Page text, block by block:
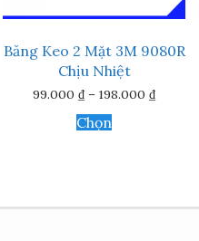
chọn
trang
sản
phẩm
Băng Keo 2 Mặt 3M 9080R
Chịu Nhiệt
99.000₫ – 198.000₫
ChọnSản
phẩm
thể.